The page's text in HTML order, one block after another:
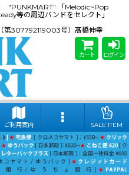
"PUNKMART" 「Melodic~Pop
等の周辺バンドをセレクト」
第307792119003号）髙橋伸幸
カート ログイン
ご利用案内 SALE ITEM